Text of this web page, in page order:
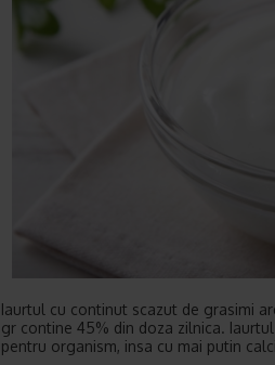
Iaurtul cu continut scazut de grasimi
gr contine 45% din doza zilnica.
pentru organism, insa cu mai putin